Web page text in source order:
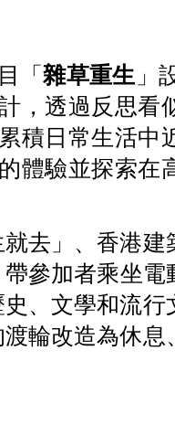
「雜草重生 」
，透過反思看
積日常生活中
體驗並探索在
去」、香港
參加者乘坐
、文學和流
輪改造為休